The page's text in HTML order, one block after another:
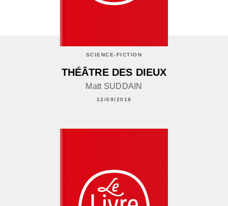
SCIENCE-FICTION
THÉÂTRE DES DIEUX
Matt SUDDAIN
12/09/2018